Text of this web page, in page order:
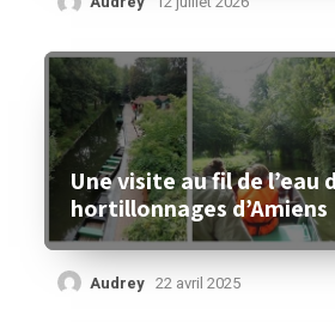
Une visite au fil de l’eau
hortillonnages d’Amiens
Audrey 22 avril 2025